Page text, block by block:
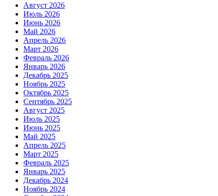
Август 2026
Июль 2026
Июнь 2026
Май 2026
Апрель 2026
Март 2026
Февраль 2026
Январь 2026
Декабрь 2025
Ноябрь 2025
Октябрь 2025
Сентябрь 2025
Август 2025
Июль 2025
Июнь 2025
Май 2025
Апрель 2025
Март 2025
Февраль 2025
Январь 2025
Декабрь 2024
Ноябрь 2024